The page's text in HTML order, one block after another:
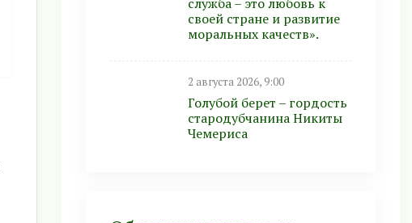
своей стране и развитие
моральных качеств».
2 августа 2026, 9:00
Голубой берет – гордость
стародубчанина Никиты
Чемериса